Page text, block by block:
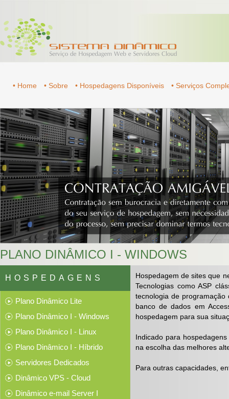
• Home • Sobre • Hospedagens Disponíveis • Serviços
PLANO DINÂMICO I - WINDOWS
HOSPEDAGENS
Plano Dinâmico Lite
Plano Dinâmico I - Windows
Plano Dinâmico I - Linux
Plano Dinâmico I - Híbrido
Servidores Dedicados
Dinâmico VPS - Cloud
Dinâmico e-mail Server I
Hospedagem de sites que
Tecnologias como ASP
tecnologia de
banco de dados em
hospedagem para sua
Indicado para
na escolha das melhores
Para outras capacidades,